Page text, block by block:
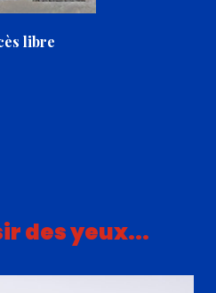
libre
des yeux...